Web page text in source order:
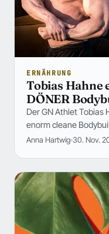
ERNÄHRUNG
Tobias Hahne
DÖNER
Der GN Athlet Tobias
enorm cleane
Anna Hartwig 30. Nov.